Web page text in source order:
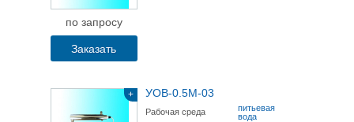
по запросу
Заказать
+ УОВ-0.5М-03
Рабочая среда
питьевая
вода